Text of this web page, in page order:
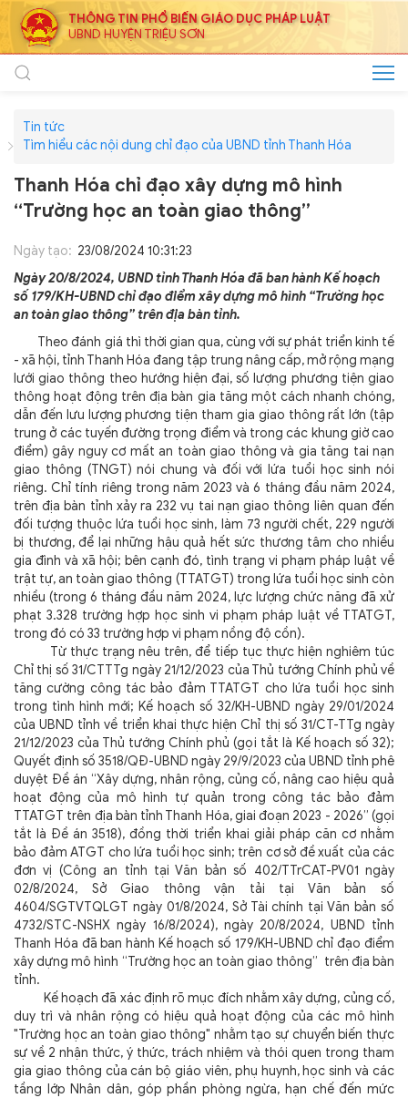
THÔNG TIN PHỔ BIẾN GIÁO DỤC PHÁP LUẬT
UBND HUYỆN TRIỆU SƠN
Tin tức
Tìm hiểu các nội dung chỉ đạo của UBND tỉnh Thanh Hóa
Thanh Hóa chỉ đạo xây dựng mô hình
“Trường học an toàn giao thông”
Ngày tạo: 23/08/2024 10:31:23
Ngày 20/8/2024, UBND tỉnh Thanh Hóa đã ban hành Kế hoạch
số 179/KH-UBND chỉ đạo điểm xây dựng mô hình “Trường học
an toàn giao thông” trên địa bàn tỉnh.
Theo đánh giá thì thời gian qua, cùng với sự phát triển kinh tế
- xã hội, tỉnh Thanh Hóa đang tập trung nâng cấp, mở rộng mạng
lưới giao thông theo hướng hiện đại, số lượng phương tiện giao
thông hoạt động trên địa bàn gia tăng một cách nhanh chóng,
dẫn đến lưu lượng phương tiện tham gia giao thông rất lớn (tập
trung ở các tuyến đường trọng điểm và trong các khung giờ cao
điểm) gây nguy cơ mất an toàn giao thông và gia tăng tai nạn
giao thông (TNGT) nói chung và đối với lứa tuổi học sinh nói
riêng. Chỉ tính riêng trong năm 2023 và 6 tháng đầu năm 2024,
trên địa bàn tỉnh xảy ra 232 vụ tai nạn giao thông liên quan đến
đối tượng thuộc lứa tuổi học sinh, làm 73 người chết, 229 người
bị thương, để lại những hậu quả hết sức thương tâm cho nhiều
gia đình và xã hội; bên cạnh đó, tình trạng vi phạm pháp luật về
trật tự, an toàn giao thông (TTATGT) trong lứa tuổi học sinh còn
nhiều (trong 6 tháng đầu năm 2024, lực lượng chức năng đã xử
phạt 3.328 trường hợp học sinh vi phạm pháp luật về TTATGT,
trong đó có 33 trường hợp vi phạm nồng độ cồn).
Từ thực trạng nêu trên, để tiếp tục thực hiện nghiêm túc
Chỉ thị số 31/CTTTg ngày 21/12/2023 của Thủ tướng Chính phủ về
tăng cường công tác bảo đảm TTATGT cho lứa tuổi học sinh
trong tình hình mới; Kế hoạch số 32/KH-UBND ngày 29/01/2024
của UBND tỉnh về triển khai thực hiện Chỉ thị số 31/CT-TTg ngày
21/12/2023 của Thủ tướng Chính phủ (gọi tắt là Kế hoạch số 32);
Quyết định số 3518/QĐ-UBND ngày 29/9/2023 của UBND tỉnh phê
duyệt Đề án “Xây dựng, nhân rộng, củng cố, nâng cao hiệu quả
hoạt động của mô hình tự quản trong công tác bảo đảm
TTATGT trên địa bàn tỉnh Thanh Hóa, giai đoạn 2023 - 2026” (gọi
tắt là Đề án 3518), đồng thời triển khai giải pháp căn cơ nhằm
bảo đảm ATGT cho lứa tuổi học sinh; trên cơ sở đề xuất của các
đơn vị (Công an tỉnh tại Văn bản số 402/TTrCAT-PV01 ngày
02/8/2024, Sở Giao thông vận tải tại Văn bản số
4604/SGTVTQLGT ngày 01/8/2024, Sở Tài chính tại Văn bản số
4732/STC-NSHX ngày 16/8/2024), ngày 20/8/2024, UBND tỉnh
Thanh Hóa đã ban hành Kế hoạch số 179/KH-UBND chỉ đạo điểm
xây dựng mô hình “Trường học an toàn giao thông” trên địa bàn
tỉnh.
Kế hoạch đã xác định rõ mục đích nhằm xây dựng, củng cố,
duy trì và nhân rộng có hiệu quả hoạt động của các mô hình
"Trường học an toàn giao thông" nhằm tạo sự chuyển biến thực
sự về 2 nhận thức, ý thức, trách nhiệm và thói quen trong tham
gia giao thông của cán bộ giáo viên, phụ huynh, học sinh và các
tầng lớp Nhân dân, góp phần phòng ngừa, hạn chế đến mức